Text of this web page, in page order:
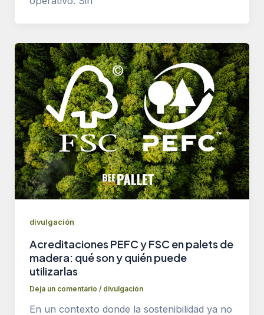
divulgación
Acreditaciones PEFC y FSC en palets de
madera: qué son y quién puede
utilizarlas
Deja un comentario / divulgación
En un contexto donde la sostenibilidad ya no